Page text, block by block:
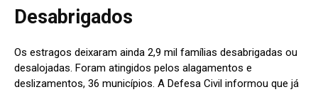
Desabrigados
Os estragos deixaram ainda 2,9 mil famílias desabrigadas ou
desalojadas. Foram atingidos pelos alagamentos e
deslizamentos, 36 municípios. A Defesa Civil informou que já